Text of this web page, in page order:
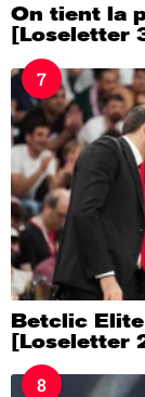
On tient la
[Loseletter
7
Betclic
[Loseletter
8